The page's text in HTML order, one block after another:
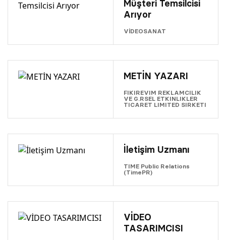
Müşteri Temsilcisi
Arıyor
VİDEOSANAT
METİN YAZARI
FIKIREVIM REKLAMCILIK
VE G.RSEL ETKINLIKLER
TICARET LIMITED SIRKETI
İletişim Uzmanı
TIME Public Relations
(TimePR)
VİDEO
TASARIMCISI